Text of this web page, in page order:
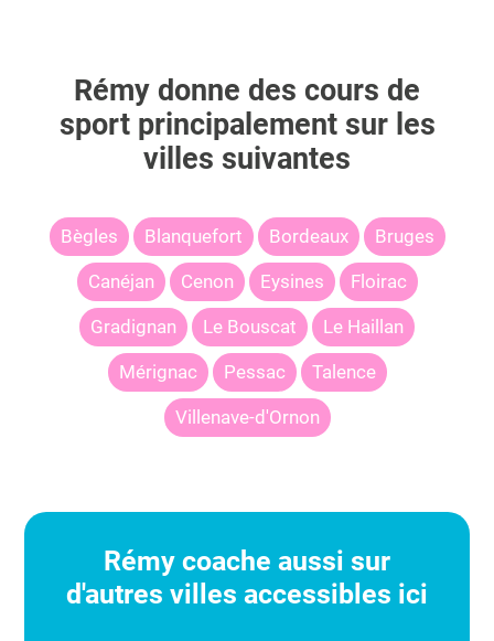
Rémy donne des cours de
sport principalement sur les
villes suivantes
Bègles Blanquefort Bordeaux Bruges
Canéjan Cenon Eysines Floirac
Gradignan Le Bouscat Le Haillan
Mérignac Pessac Talence
Villenave-d'Ornon
Rémy coache aussi sur
d'autres villes accessibles ici